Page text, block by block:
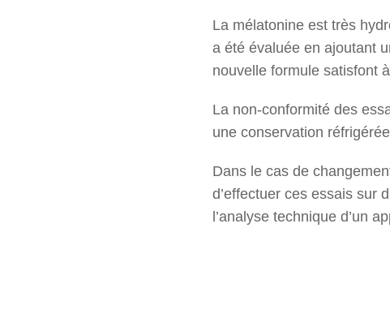
La mélatonine est très
a été évaluée en ajoutant
nouvelle formule satisfont
La non-conformité des
une conservation
Dans le cas de
d’effectuer ces essais sur
l’analyse technique d’un